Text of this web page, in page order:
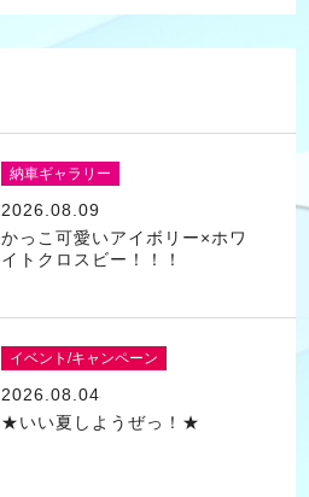
納車ギャラリー
2026.08.09
かっこ可愛いアイボリー×ホワ
イトクロスビー！！！
イベント/キャンペーン
2026.08.04
★いい夏しようぜっ！★